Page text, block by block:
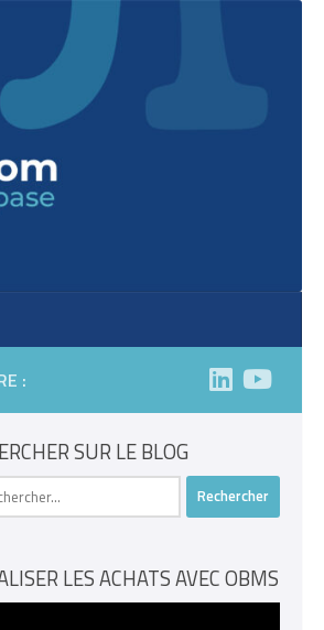
:
SUR LE BLOG
:
LES ACHATS AVEC OBMS